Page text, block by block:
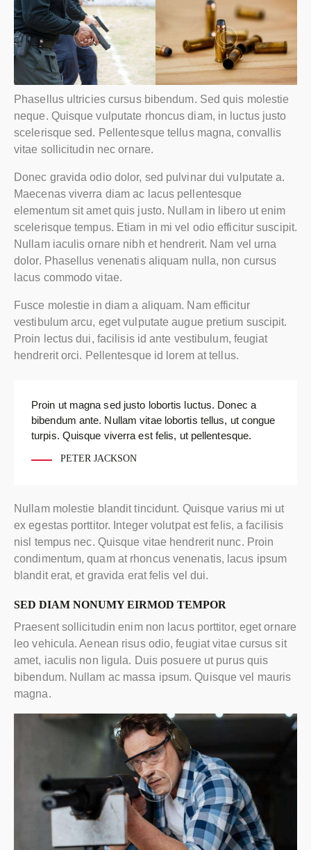
Phasellus ultricies cursus bibendum. Sed quis molestie
neque. Quisque vulputate rhoncus diam, in luctus justo
scelerisque sed. Pellentesque tellus magna, convallis
vitae sollicitudin nec ornare.
Donec gravida odio dolor, sed pulvinar dui vulputate a.
Maecenas viverra diam ac lacus pellentesque
elementum sit amet quis justo. Nullam in libero ut enim
scelerisque tempus. Etiam in mi vel odio efficitur suscipit.
Nullam iaculis ornare nibh et hendrerit. Nam vel urna
dolor. Phasellus venenatis aliquam nulla, non cursus
lacus commodo vitae.
Fusce molestie in diam a aliquam. Nam efficitur
vestibulum arcu, eget vulputate augue pretium suscipit.
Proin lectus dui, facilisis id ante vestibulum, feugiat
hendrerit orci. Pellentesque id lorem at tellus.
Proin ut magna sed justo lobortis luctus. Donec a
bibendum ante. Nullam vitae lobortis tellus, ut congue
turpis. Quisque viverra est felis, ut pellentesque.
PETER JACKSON
Nullam molestie blandit tincidunt. Quisque varius mi ut
ex egestas porttitor. Integer volutpat est felis, a facilisis
nisl tempus nec. Quisque vitae hendrerit nunc. Proin
condimentum, quam at rhoncus venenatis, lacus ipsum
blandit erat, et gravida erat felis vel dui.
SED DIAM NONUMY EIRMOD TEMPOR
Praesent sollicitudin enim non lacus porttitor, eget ornare
leo vehicula. Aenean risus odio, feugiat vitae cursus sit
amet, iaculis non ligula. Duis posuere ut purus quis
bibendum. Nullam ac massa ipsum. Quisque vel mauris
magna.